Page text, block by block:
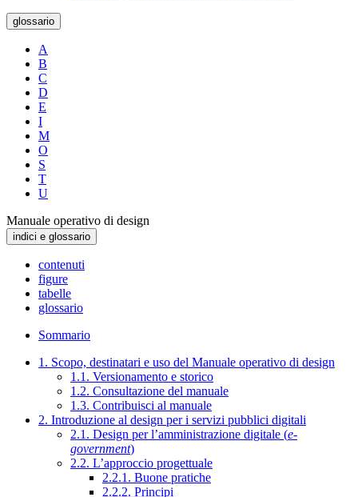
glossario
A
B
C
D
E
I
M
O
S
T
U
Manuale operativo di design
indici e glossario
contenuti
figure
tabelle
glossario
Sommario
1. Scopo, destinatari e uso del Manuale operativo di design
1.1. Versionamento e storico
1.2. Consultazione del manuale
1.3. Contribuisci al manuale
2. Introduzione al design per i servizi pubblici digitali
2.1. Design per l’amministrazione digitale (e-
government)
2.2. L’approccio progettuale
2.2.1. Buone pratiche
2.2.2. Principi